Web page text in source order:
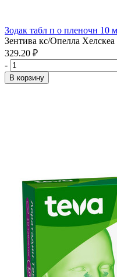
Зодак табл п о пленочн 10
Зентива кс/Опелла
329.20 ₽
-
В корзину